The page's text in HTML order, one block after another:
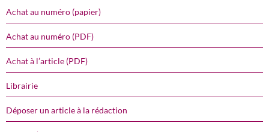
Achat au numéro (papier)
Achat au numéro (PDF)
Achat à l’article (PDF)
Librairie
Déposer un article à la rédaction